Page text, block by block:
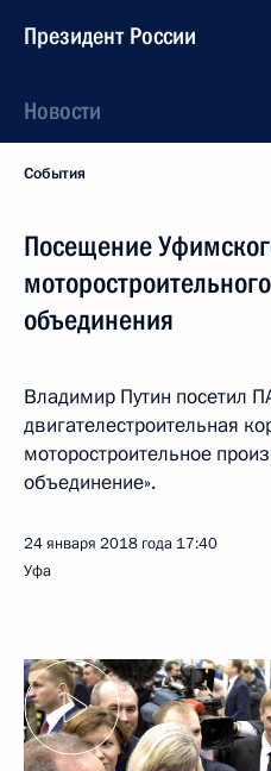
Президент России
Новости
События
Посещение
объединения
Владимир Путин посетил
двигателестроительная
моторостроительное
объединение».
24 января 2018 года 17:40
Уфа